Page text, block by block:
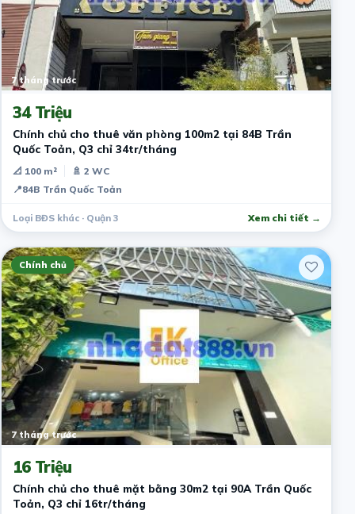
7 tháng trước
34 Triệu
Chính chủ cho thuê văn phòng 100m2 tại 84B Trần
Quốc Toản, Q3 chỉ 34tr/tháng
📐 100 m²
🚿 2 WC
📍84B Trần Quốc Toản
Loại BĐS khác · Quận 3 Xem chi tiết →
Chính chủ
7 tháng trước
16 Triệu
Chính chủ cho thuê mặt bằng 30m2 tại 90A Trần Quốc
Toản, Q3 chỉ 16tr/tháng